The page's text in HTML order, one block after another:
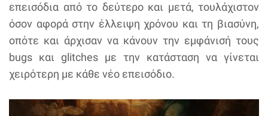
επεισόδια από το δεύτερο και μετά, τουλάχιστον
όσον αφορά στην έλλειψη χρόνου και τη βιασύνη,
οπότε και άρχισαν να κάνουν την εμφάνισή τους
bugs και glitches με την κατάσταση να γίνεται
χειρότερη με κάθε νέο επεισόδιο.